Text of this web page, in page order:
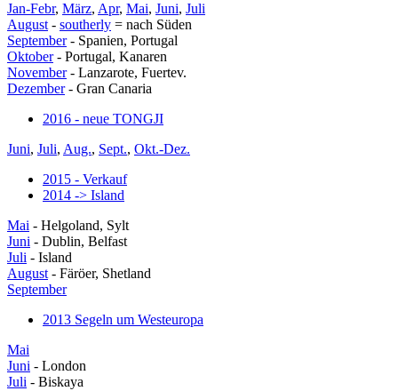
Jan-Febr, März, Apr, Mai, Juni, Juli
August - southerly = nach Süden
September- Spanien, Portugal
Oktober- Portugal, Kanaren
November- Lanzarote, Fuertev.
Dezember- Gran Canaria
2016 - neue TONGJI
Juni, Juli, Aug., Sept., Okt.-Dez.
2015 - Verkauf
2014 -> Island
Mai - Helgoland, Sylt
Juni - Dublin, Belfast
Juli - Island
August - Färöer, Shetland
September
2013 Segeln um Westeuropa
Mai
Juni - London
Juli - Biskaya